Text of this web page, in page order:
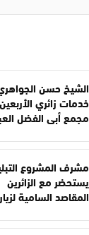
الشيخ حسن
خدمات زائري
مجمع أبي الفضل
مشرف المشروع
يستحضر مع الزائرين
المقاصد السامية